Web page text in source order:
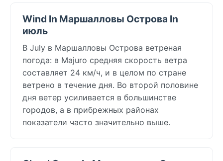
Wind In Маршалловы Острова In
июль
В July в Маршалловы Острова ветреная
погода: в Majuro средняя скорость ветра
составляет 24 км/ч, и в целом по стране
ветрено в течение дня. Во второй половине
дня ветер усиливается в большинстве
городов, а в прибрежных районах
показатели часто значительно выше.